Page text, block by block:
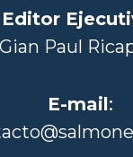
Editor
Gian Paul
E-mail: